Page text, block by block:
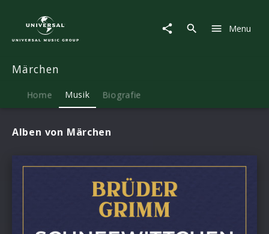
Menu
Märchen
Home Musik Biografie
Alben von Märchen